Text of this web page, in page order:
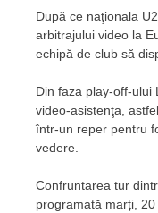
După ce naţionala
arbitrajului video la
echipă de club să
Din faza play-off-ului
video-asistenţa,
într-un reper pentru
vedere.
Confruntarea tur
programată marți,